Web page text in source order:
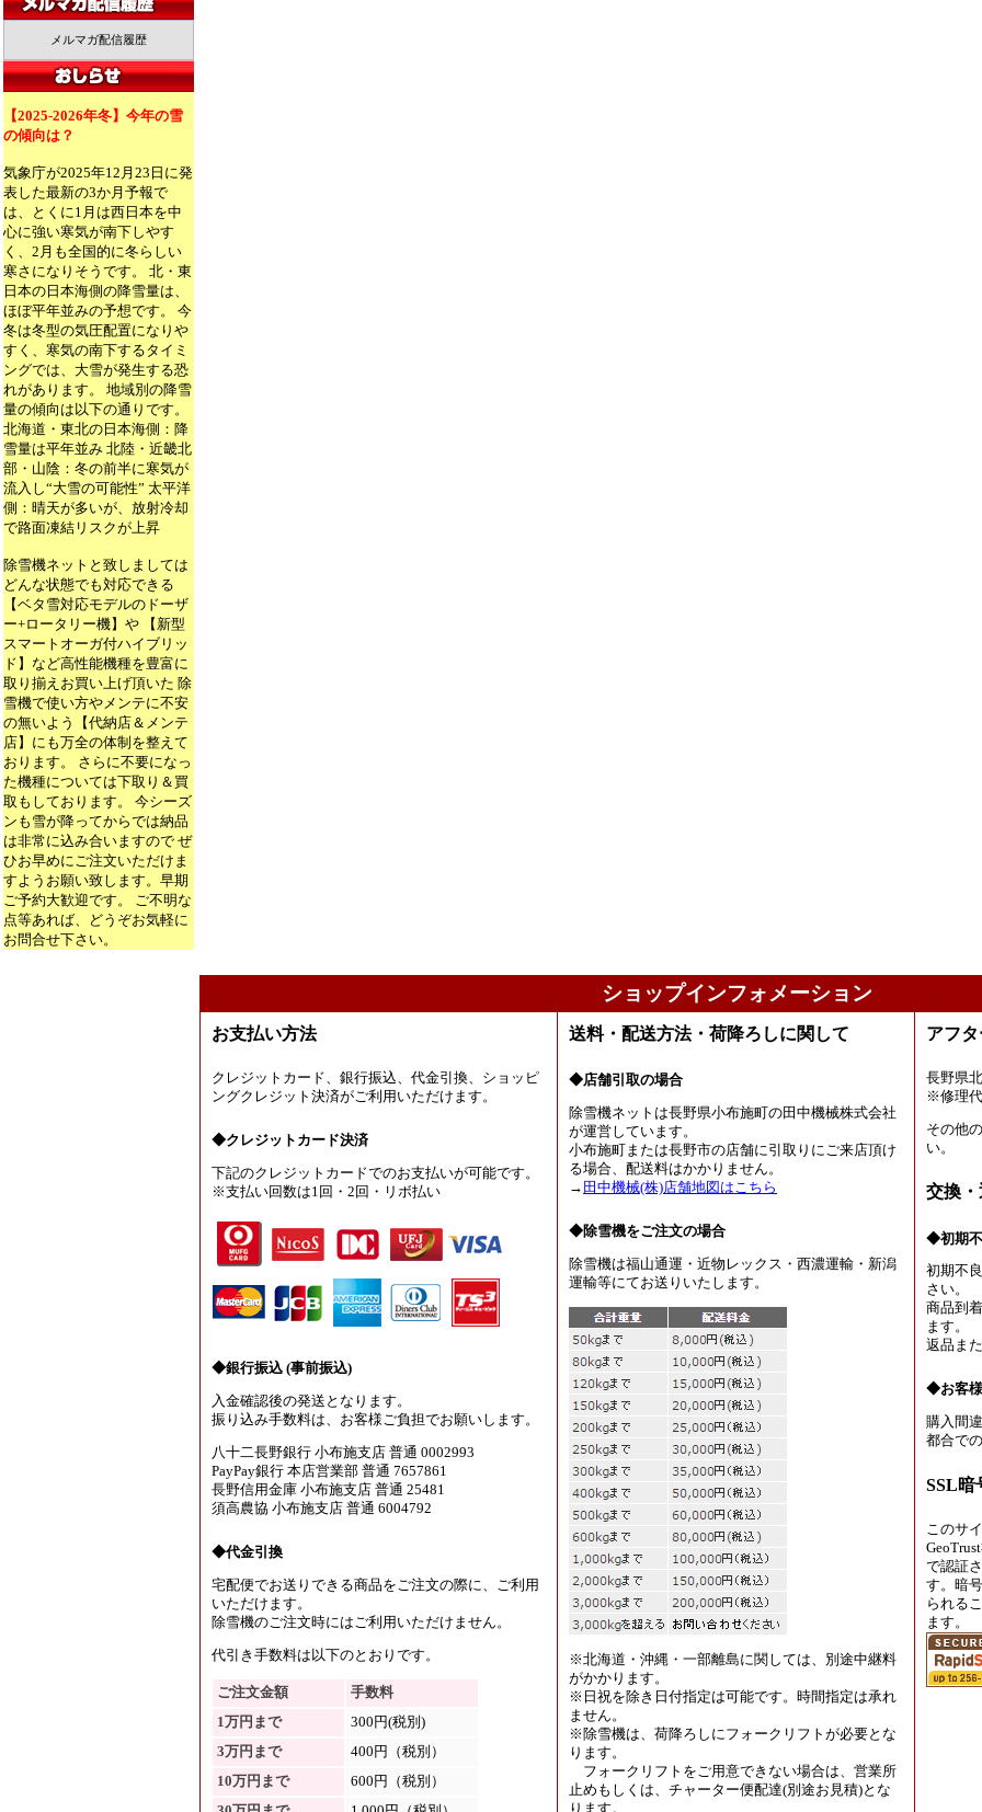
メルマガ配信履歴
【2025-2026年冬】今年の雪
の傾向は？
気象庁が2025年12月23日に発
表した最新の3か月予報で
は、とくに1月は西日本を中
心に強い寒気が南下しやす
く、2月も全国的に冬らしい
寒さになりそうです。 北・東
日本の日本海側の降雪量は、
ほぼ平年並みの予想です。 今
冬は冬型の気圧配置になりや
すく、寒気の南下するタイミ
ングでは、大雪が発生する恐
れがあります。 地域別の降雪
量の傾向は以下の通りです。
北海道・東北の日本海側：降
雪量は平年並み 北陸・近畿北
部・山陰：冬の前半に寒気が
流入し“大雪の可能性” 太平洋
側：晴天が多いが、放射冷却
で路面凍結リスクが上昇
除雪機ネットと致しましては
どんな状態でも対応できる
【ベタ雪対応モデルのドーザ
ー+ロータリー機】や 【新型
スマートオーガ付ハイブリッ
ド】など高性能機種を豊富に
取り揃えお買い上げ頂いた 除
雪機で使い方やメンテに不安
の無いよう【代納店＆メンテ
店】にも万全の体制を整えて
おります。 さらに不要になっ
た機種については下取り＆買
取もしております。 今シーズ
ンも雪が降ってからでは納品
は非常に込み合いますので ぜ
ひお早めにご注文いただけま
すようお願い致します。早期
ご予約大歓迎です。 ご不明な
点等あれば、どうぞお気軽に
お問合せ下さい。
ショップインフォメーション
お支払い方法
クレジットカード、銀行振込、代金引換、ショッピ
ングクレジット決済がご利用いただけます。
◆クレジットカード決済
下記のクレジットカードでのお支払いが可能です。
※支払い回数は1回・2回・リボ払い
◆銀行振込 (事前振込)
入金確認後の発送となります。
振り込み手数料は、お客様ご負担でお願いします。
八十二長野銀行 小布施支店 普通 0002993
PayPay銀行 本店営業部 普通 7657861
長野信用金庫 小布施支店 普通 25481
須高農協 小布施支店 普通 6004792
◆代金引換
宅配便でお送りできる商品をご注文の際に、ご利用
いただけます。
除雪機のご注文時にはご利用いただけません。
代引き手数料は以下のとおりです。
ご注文金額
手数料
1万円まで
300円(税別)
3万円まで
400円（税別）
10万円まで
600円（税別）
送料・配送方法・荷降ろしに関して
◆店舗引取の場合
除雪機ネットは長野県小布施町の田中機械株式会社
が運営しています。
小布施町または長野市の店舗に引取りにご来店頂け
る場合、配送料はかかりません。
→ 田中機械(株)店舗地図はこちら
◆除雪機をご注文の場合
除雪機は福山通運・近物レックス・西濃運輸・新潟
運輸等にてお送りいたします。
※北海道・沖縄・一部離島に関しては、別途中継料
がかかります。
※日祝を除き日付指定は可能です。時間指定は承れ
ません。
※除雪機は、荷降ろしにフォークリフトが必要とな
ります。
フォークリフトをご用意できない場合は、営業所
止めもしくは、チャーター便配達(別途お見積)とな
ります。
アフ
長野県
※修理代
その他
い。
交換
◆初期
初期不
さい。
商品到
ます。
返品ま
◆お客様
購入間
都合で
SSL暗
このサ
で認証
す。暗
られる
ます。